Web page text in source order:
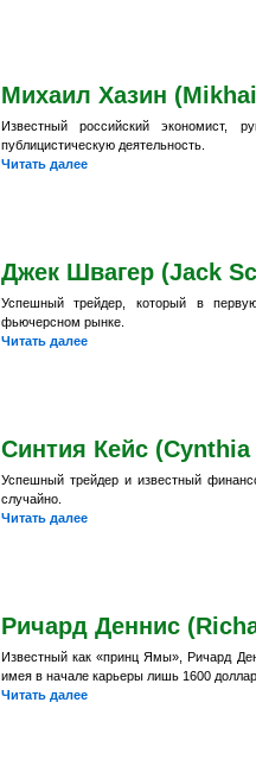
Михаил Хазин
Известный российский экономист,
публицистическую деятельность.
Читать далее
Джек Швагер (Jack
Успешный трейдер, который в
фьючерсном рынке.
Читать далее
Синтия Кейс (Cynthia
Успешный трейдер и известный
случайно.
Читать далее
Ричард Деннис
Известный как «принц Ямы», Ричард
имея в начале карьеры лишь 1600
Читать далее